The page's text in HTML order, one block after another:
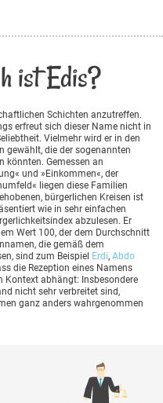
ist Edis?
Schichten anzutreffen.
erfreut sich dieser Name nicht in
Vielmehr wird er in den
gewählt, die der sogenannten
könnten. Gemessen an
und »Einkommen«, der
liegen diese Familien
bürgerlichen Kreisen ist
wie in sehr einfachen
abzulesen. Er
Wert 100, der dem Durchschnitt
die gemäß dem
sind zum Beispiel Erdi, Abdo
die Rezeption eines Namens
Kontext abhängt: Insbesondere
nicht sehr verbreitet sind,
ganz anders wahrgenommen